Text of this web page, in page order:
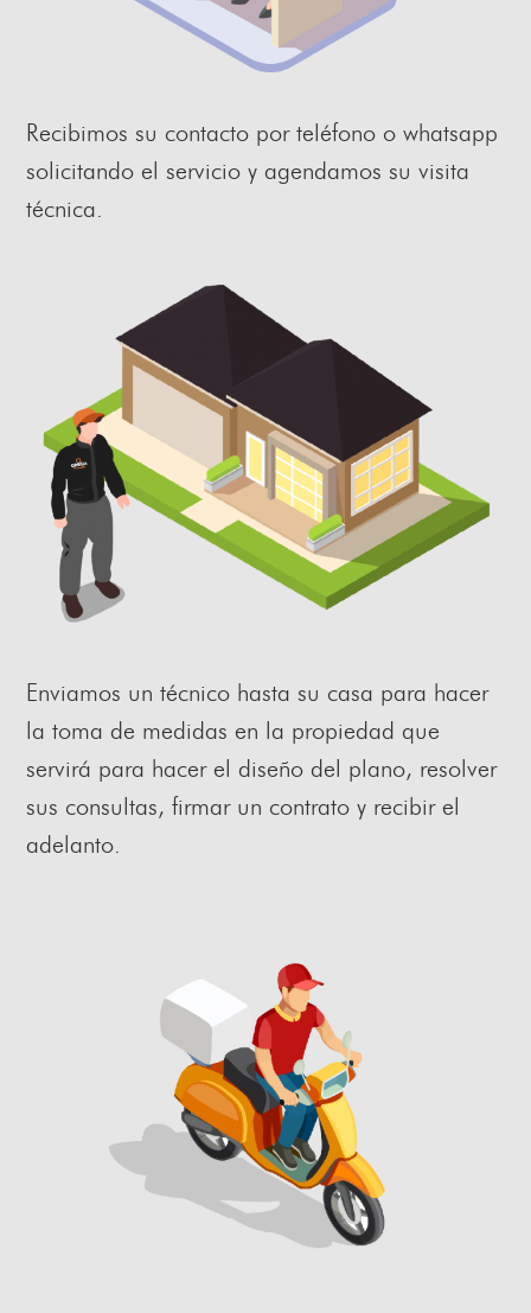
Recibimos su contacto por teléfono o whatsapp
solicitando el servicio y agendamos su visita
técnica.
Enviamos un técnico hasta su casa para hacer
la toma de medidas en la propiedad que
servirá para hacer el diseño del plano, resolver
sus consultas, firmar un contrato y recibir el
adelanto.